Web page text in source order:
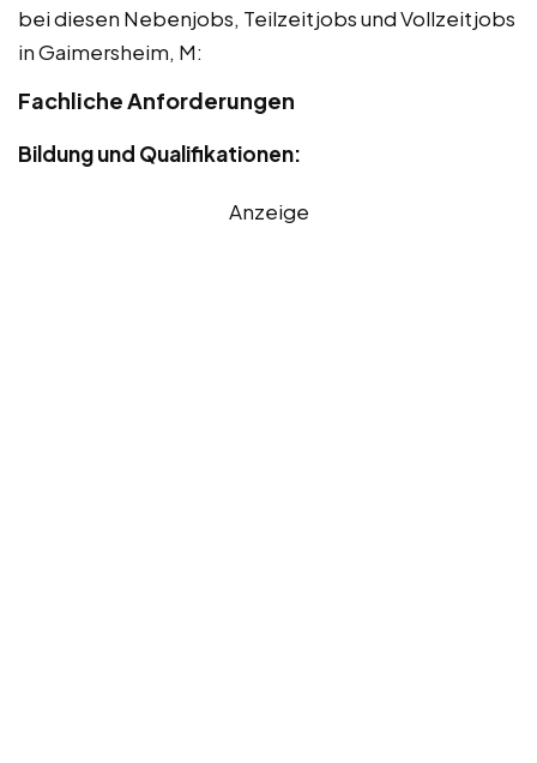
bei diesen Nebenjobs, Teilzeitjobs und Vollzeitjobs
in Gaimersheim, M:
Fachliche Anforderungen
Bildung und Qualifikationen:
Anzeige